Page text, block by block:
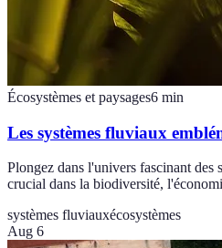
Écosystèmes et paysages6 min
Les systèmes fluviaux
Plongez dans l'univers fascinant des
crucial dans la biodiversité,
systèmes fluviauxécosystèmes
Aug 6